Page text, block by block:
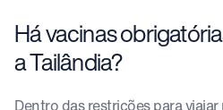
Há vacinas
a Tailândia?
Dentro das restrições para